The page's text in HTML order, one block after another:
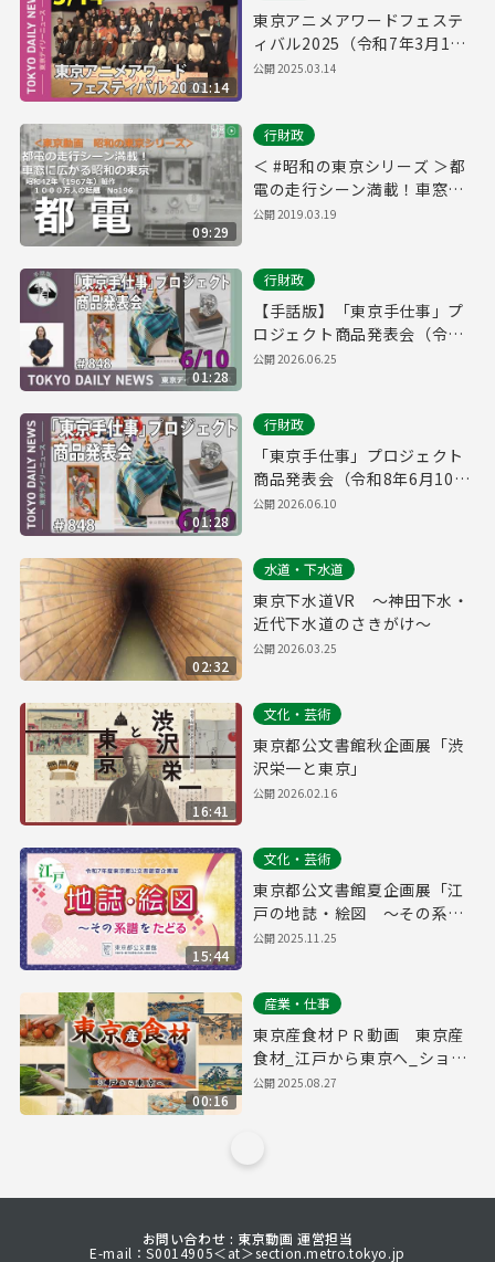
01:14
東京アニメアワードフェステ
ィバル2025（令和7年3月14
日 東京デイリーニュース
公開2025.03.14
09:29
行財政
＜ #昭和の東京シリーズ ＞都
電の走行シーン満載！車窓に
広がる昭和の東京 都電（昭和
公開2019.03.19
01:28
行財政
【手話版】「東京手仕事」プ
ロジェクト商品発表会（令和8
年6月10日 東京デイリーニュ
公開2026.06.25
01:28
行財政
「東京手仕事」プロジェクト
商品発表会（令和8年6月10日
東京デイリーニュース
公開2026.06.10
02:32
水道・下水道
東京下水道VR ～神田下水・
近代下水道のさきがけ～
公開2026.03.25
16:41
文化・芸術
東京都公文書館秋企画展「渋
沢栄一と東京」
公開2026.02.16
15:44
文化・芸術
東京都公文書館夏企画展「江
戸の地誌・絵図 ～その系譜
をたどる」
公開2025.11.25
00:16
産業・仕事
東京産食材ＰＲ動画 東京産
食材_江戸から東京へ_ショー
トバージョン
公開2025.08.27
お問い合わせ : 東京動画 運営担当
E-mail：S0014905＜at＞section.metro.tokyo.jp